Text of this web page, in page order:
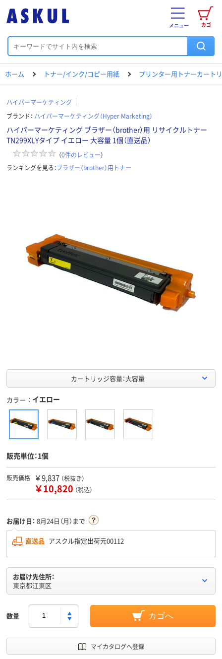
カゴ
メニュー
ホーム トナー/インク/コピー用紙 プリンター用トナーカート
ハイパーマーケティング
ブランド： ハイパーマーケティング（Hyper Marketing）
ハイパーマーケティング ブラザー（brother）用 リサイクルトナー
TN299XLYタイプ イエロー 大容量 1個（直送品）
（0件のレビュー）
ランキングを見る：ブラザー（brother）用トナー
カートリッジ容量：大容量
カラー イエロー
販売単位：1個
販売価格 ￥9,837 （税抜き）
￥10,820 （税込）
お届け日： 8月24日（月）まで
直送品 アスクル指定出荷元00112
お届け先住所：
東京都江東区
数量 カゴへ
マイカタログへ登録